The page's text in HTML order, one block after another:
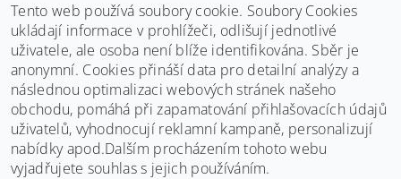
2026 ©Bosý chodec, všechna práva vyhrazenaUpravit nastavení cookies
Vytvořil Shoptet
Tento web používá soubory cookie. Soubory Cookies
ukládají informace v prohlížeči, odlišují jednotlivé
uživatele, ale osoba není blíže identifikována. Sběr je
anonymní. Cookies přináší data pro detailní analýzy a
následnou optimalizaci webových stránek našeho
obchodu, pomáhá při zapamatování přihlašovacích údajů
uživatelů, vyhodnocují reklamní kampaně, personalizují
nabídky apod.Dalším procházením tohoto webu
vyjadřujete souhlas s jejich používáním.